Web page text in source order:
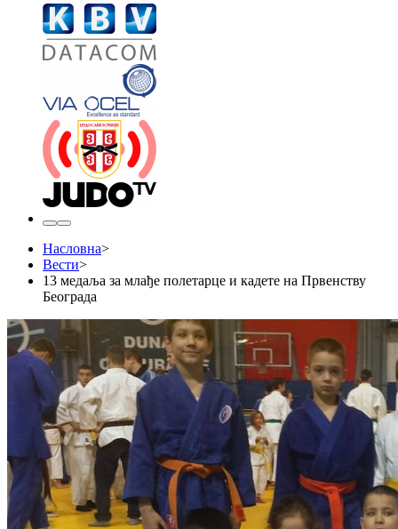
Насловна>
Вести>
13 медаља за млађе полетарце и кадете на Првенству
Београда